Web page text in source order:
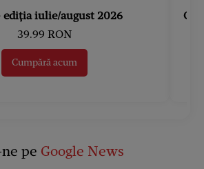
ediția iulie/august 2026
39.99 RON
Cumpără acum
pe Google News